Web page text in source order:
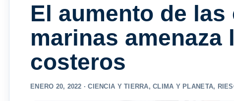
El aumento de
marinas amenaza
costeros
ENERO 20, 2022 ·CIENCIA Y TIERRA,CLIMA Y PLANETA,